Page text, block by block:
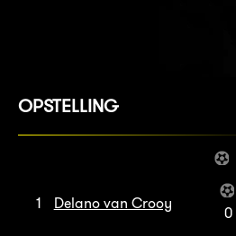
OPSTELLING
1 Delano van Crooy
0